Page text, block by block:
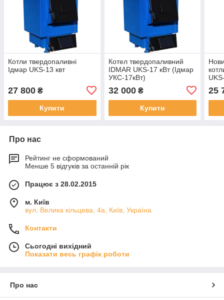
Котли твердопаливні
Ідмар UKS-13 квт
27 800 ₴
Купити
Котел твердопаливний
IDMAR UKS-17 кВт (Ідмар
УКС-17кВт)
32 000₴
Купити
25
Про нас
Рейтинг не сформований
Менше 5 відгуків за останній рік
Працює з 28.02.2015
м. Київ
вул. Велика кільцева, 4а, Київ, Україна
Контакти
Сьогодні вихідний
Показати весь графік роботи
Про нас